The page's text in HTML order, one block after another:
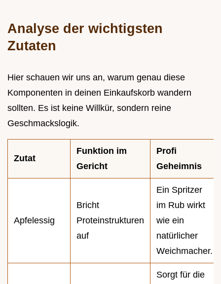
Analyse der wichtigsten
Zutaten
Hier schauen wir uns an, warum genau diese
Komponenten in deinen Einkaufskorb wandern
sollten. Es ist keine Willkür, sondern reine
Geschmackslogik.
Zutat
Funktion im
Gericht
Profi
Geheimnis
Apfelessig
Bricht
Proteinstrukturen
auf
Ein Spritzer
im Rub wirkt
wie ein
natürlicher
Weichmacher.
Sorgt für die